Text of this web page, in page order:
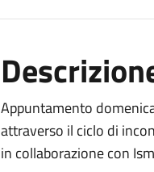
Appuntamento
attraverso il ciclo di
in collaborazione con